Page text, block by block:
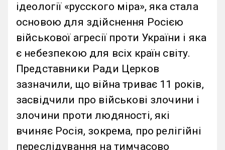
ідеології «русского міра», яка стала
основою для здійснення Росією
військової агресії проти України і яка
є небезпекою для всіх країн світу.
Представники Ради Церков
зазначили, що війна триває 11 років,
засвідчили про військові злочини і
злочини проти людяності, які
вчиняє Росія, зокрема, про релігійні
переслідування на тимчасово